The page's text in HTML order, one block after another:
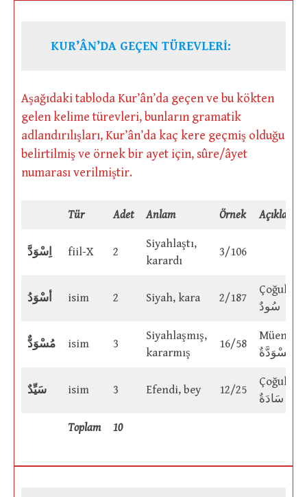
KUR’ÂN’DA GEÇEN TÜREVLERİ:
Aşağıdaki tabloda Kur’ân’da geçen ve bu kökten
gelen kelime türevleri, bunların gramatik
adlandırılışları, Kur’ân’da kaç kere geçmiş olduğu
belirtilmiş ve örnek bir ayet için, sûre/âyet
numarası verilmiştir.
Tür Adet Anlam Örnek Açıklama
اِسْوَدَّ fiil-X 2
Siyahlaştı,
karardı
3/106
أسْوَدُ isim 2 Siyah, kara 2/187
Çoğul:
سُودٌ
مُسْوَدٌّ isim 3
Siyahlaşmış,
kararmış
16/58
Müennes:
مُّسْوَدَّةٌ
سَيِّدٌ isim 3 Efendi, bey 12/25
Çoğulu:
سَادَةٌ
Toplam 10